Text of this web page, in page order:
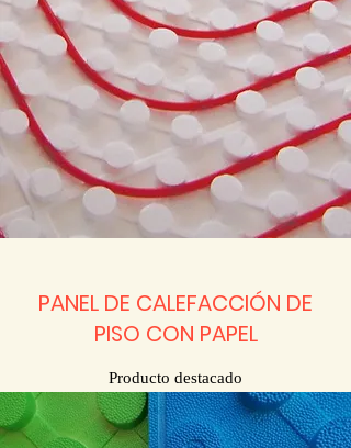
PANEL DE CALEFACCIÓN DE
PISO CON PAPEL
Producto destacado